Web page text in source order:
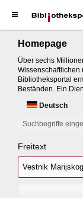
Homepage
Über sechs
Wissenschaftlichen
Bibliotheksportal
Beständen. Ein
Deutsch
Suchbegriffe
Freitext